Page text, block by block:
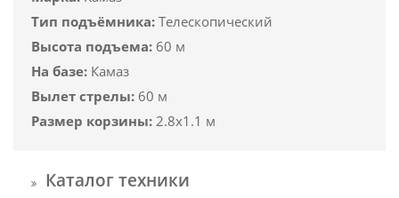
Тип подъёмника: Телескопический
Высота подъема: 60 м
На базе: Камаз
Вылет стрелы: 60 м
Размер корзины: 2.8х1.1 м
Каталог техники